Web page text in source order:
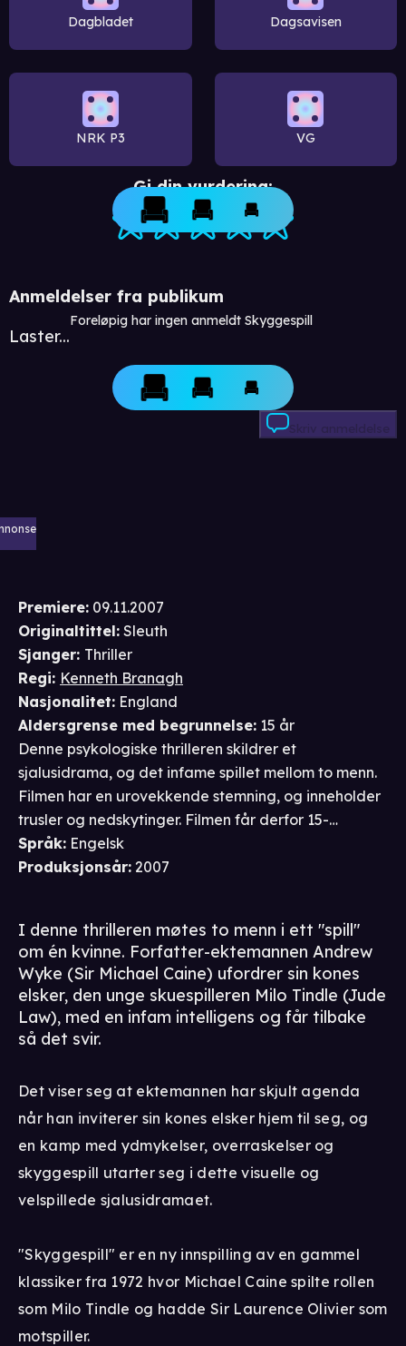
Dagbladet Dagsavisen
NRK P3 VG
Gi din vurdering:
Anmeldelser fra publikum
Laster...
Foreløpig har ingen anmeldt Skyggespill
Skriv anmeldelse
Premiere: 09.11.2007
Originaltittel: Sleuth
Sjanger: Thriller
Regi: Kenneth Branagh
Nasjonalitet: England
Aldersgrense med begrunnelse: 15 år
Denne psykologiske thrilleren skildrer et
sjalusidrama, og det infame spillet mellom to menn.
Filmen har en urovekkende stemning, og inneholder
trusler og nedskytinger. Filmen får derfor 15-
årsgrense.
Språk: Engelsk
Produksjonsår: 2007
I denne thrilleren møtes to menn i ett "spill"
om én kvinne. Forfatter-ektemannen Andrew
Wyke (Sir Michael Caine) ufordrer sin kones
elsker, den unge skuespilleren Milo Tindle (Jude
Law), med en infam intelligens og får tilbake
så det svir.
Det viser seg at ektemannen har skjult agenda
når han inviterer sin kones elsker hjem til seg, og
en kamp med ydmykelser, overraskelser og
skyggespill utarter seg i dette visuelle og
velspillede sjalusidramaet.
"Skyggespill" er en ny innspilling av en gammel
klassiker fra 1972 hvor Michael Caine spilte rollen
som Milo Tindle og hadde Sir Laurence Olivier som
motspiller.